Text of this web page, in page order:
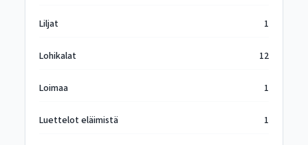
Liljat 1
Lohikalat 12
Loimaa 1
Luettelot eläimistä 1